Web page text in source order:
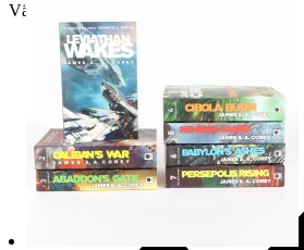
Välj till köparskydd